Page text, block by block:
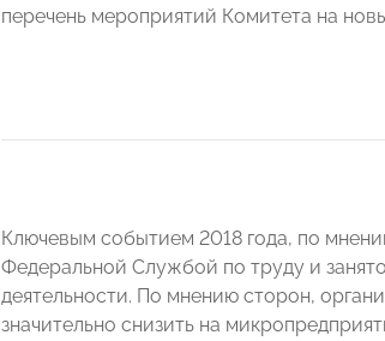
перечень мероприятий Комитета на
Ключевым событием 2018 года, по
Федеральной Службой по труду и
деятельности. По мнению сторон,
значительно снизить на